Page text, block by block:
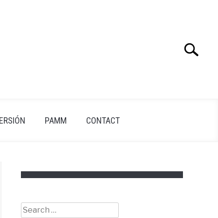
Search
PAMM CONTACT
Search